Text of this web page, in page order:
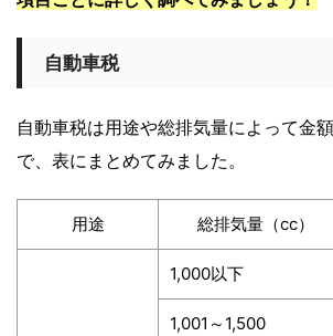
自動車税
自動車税は用途や総排気量によって金
で、表にまとめてみました。
用途 総排気量（cc）
1,000以下
1,001～1,500